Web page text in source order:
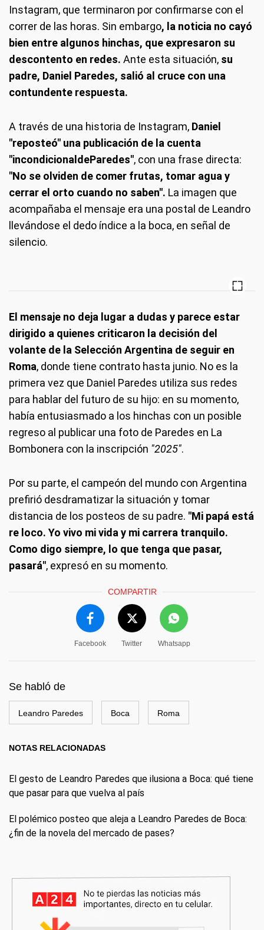
Instagram, que terminaron por confirmarse con el
correr de las horas. Sin embargo, la noticia no cayó
bien entre algunos hinchas, que expresaron su
descontento en redes. Ante esta situación, su
padre, Daniel Paredes, salió al cruce con una
contundente respuesta.
A través de una historia de Instagram, Daniel
"reposteó" una publicación de la cuenta
"incondicionaldeParedes", con una frase directa:
"No se olviden de comer frutas, tomar agua y
cerrar el orto cuando no saben". La imagen que
acompañaba el mensaje era una postal de Leandro
llevándose el dedo índice a la boca, en señal de
silencio.
El mensaje no deja lugar a dudas y parece estar
dirigido a quienes criticaron la decisión del
volante de la Selección Argentina de seguir en
Roma, donde tiene contrato hasta junio. No es la
primera vez que Daniel Paredes utiliza sus redes
para hablar del futuro de su hijo: en su momento,
había entusiasmado a los hinchas con un posible
regreso al publicar una foto de Paredes en La
Bombonera con la inscripción "2025".
Por su parte, el campeón del mundo con Argentina
prefirió desdramatizar la situación y tomar
distancia de los posteos de su padre. "Mi papá está
re loco. Yo vivo mi vida y mi carrera tranquilo.
Como digo siempre, lo que tenga que pasar,
pasará", expresó en su momento.
COMPARTIR
Facebook Twitter Whatsapp
Se habló de
Leandro Paredes Boca Roma
NOTAS RELACIONADAS
El gesto de Leandro Paredes que ilusiona a Boca: qué tiene
que pasar para que vuelva al país
El polémico posteo que aleja a Leandro Paredes de Boca:
¿fin de la novela del mercado de pases?